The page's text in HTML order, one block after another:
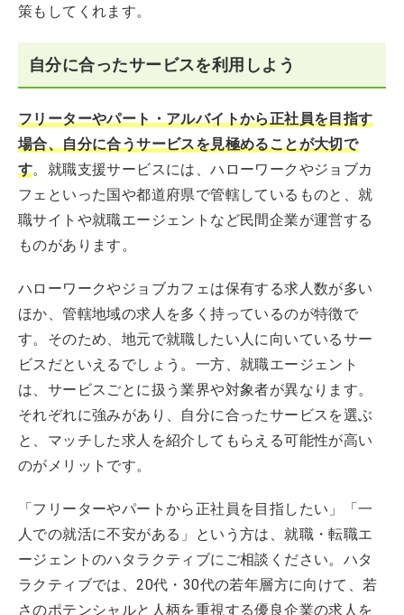
策もしてくれます。
自分に合ったサービスを利用しよう
フリーターやパート・アルバイトから正社員を目指す
場合、自分に合うサービスを見極めることが大切で
す。就職支援サービスには、ハローワークやジョブカ
フェといった国や都道府県で管轄しているものと、就
職サイトや就職エージェントなど民間企業が運営する
ものがあります。
ハローワークやジョブカフェは保有する求人数が多い
ほか、管轄地域の求人を多く持っているのが特徴で
す。そのため、地元で就職したい人に向いているサー
ビスだといえるでしょう。一方、就職エージェント
は、サービスごとに扱う業界や対象者が異なります。
それぞれに強みがあり、自分に合ったサービスを選ぶ
と、マッチした求人を紹介してもらえる可能性が高い
のがメリットです。
「フリーターやパートから正社員を目指したい」「一
人での就活に不安がある」という方は、就職・転職エ
ージェントのハタラクティブにご相談ください。ハタ
ラクティブでは、20代・30代の若年層方に向けて、若
さのポテンシャルと人柄を重視する優良企業の求人を